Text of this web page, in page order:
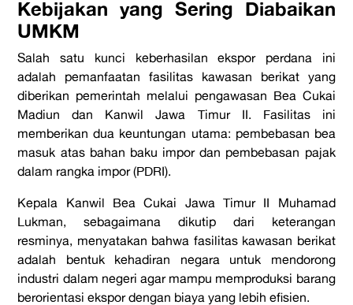
Kebijakan yang Sering Diabaikan
UMKM
Salah satu kunci keberhasilan ekspor perdana ini
adalah pemanfaatan fasilitas kawasan berikat yang
diberikan pemerintah melalui pengawasan Bea Cukai
Madiun dan Kanwil Jawa Timur II. Fasilitas ini
memberikan dua keuntungan utama: pembebasan bea
masuk atas bahan baku impor dan pembebasan pajak
dalam rangka impor (PDRI).
Kepala Kanwil Bea Cukai Jawa Timur II Muhamad
Lukman, sebagaimana dikutip dari keterangan
resminya, menyatakan bahwa fasilitas kawasan berikat
adalah bentuk kehadiran negara untuk mendorong
industri dalam negeri agar mampu memproduksi barang
berorientasi ekspor dengan biaya yang lebih efisien.